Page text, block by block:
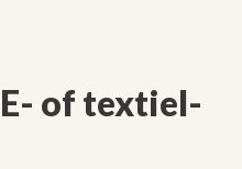
of textiel-